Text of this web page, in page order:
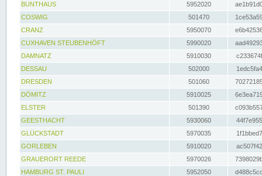
BUNTHAUS
5952020
COSWIG
501470
CRANZ
5950070
CUXHAVEN STEUBENHÖFT
5990020
DAMNATZ
5910030
DESSAU
502000
DRESDEN
501060
DÖMITZ
5910025
ELSTER
501390
GEESTHACHT
5930060
GLÜCKSTADT
5970035
GORLEBEN
5910020
GRAUERORT REEDE
5970026
HAMBURG ST. PAULI
5952050